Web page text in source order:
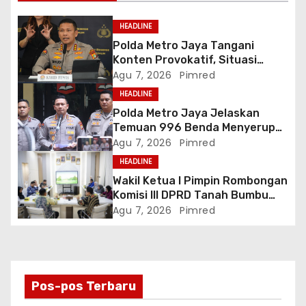
p
o
s
HEADLINE
Polda Metro Jaya Tangani
Konten Provokatif, Situasi
Jakarta Tetap Kondusif
Agu 7, 2026 Pimred
HEADLINE
Polda Metro Jaya Jelaskan
Temuan 996 Benda Menyerupai
Senjata di Yayasan Jaksel
Agu 7, 2026 Pimred
HEADLINE
Wakil Ketua I Pimpin Rombongan
Komisi III DPRD Tanah Bumbu
Perjuangkan Lima Infrastruktur
Agu 7, 2026 Pimred
Pos-pos Terbaru